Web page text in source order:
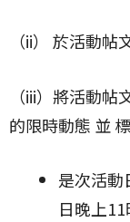
（ii） 於活動帖
（iii）將活動
的限時動態 並
是次活動
日晚上